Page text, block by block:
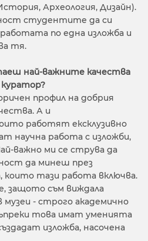
Археология, Дизайн).
студентите да си
по една изложба и
тя.
най-важните качества
профил на добрия
А и
работят ексклузивно
научна работа с изложби,
важно ми се струва да
да минеш през
които тази работа включва.
защото съм виждала
- строго академично
това имат уменията
изложба, насочена